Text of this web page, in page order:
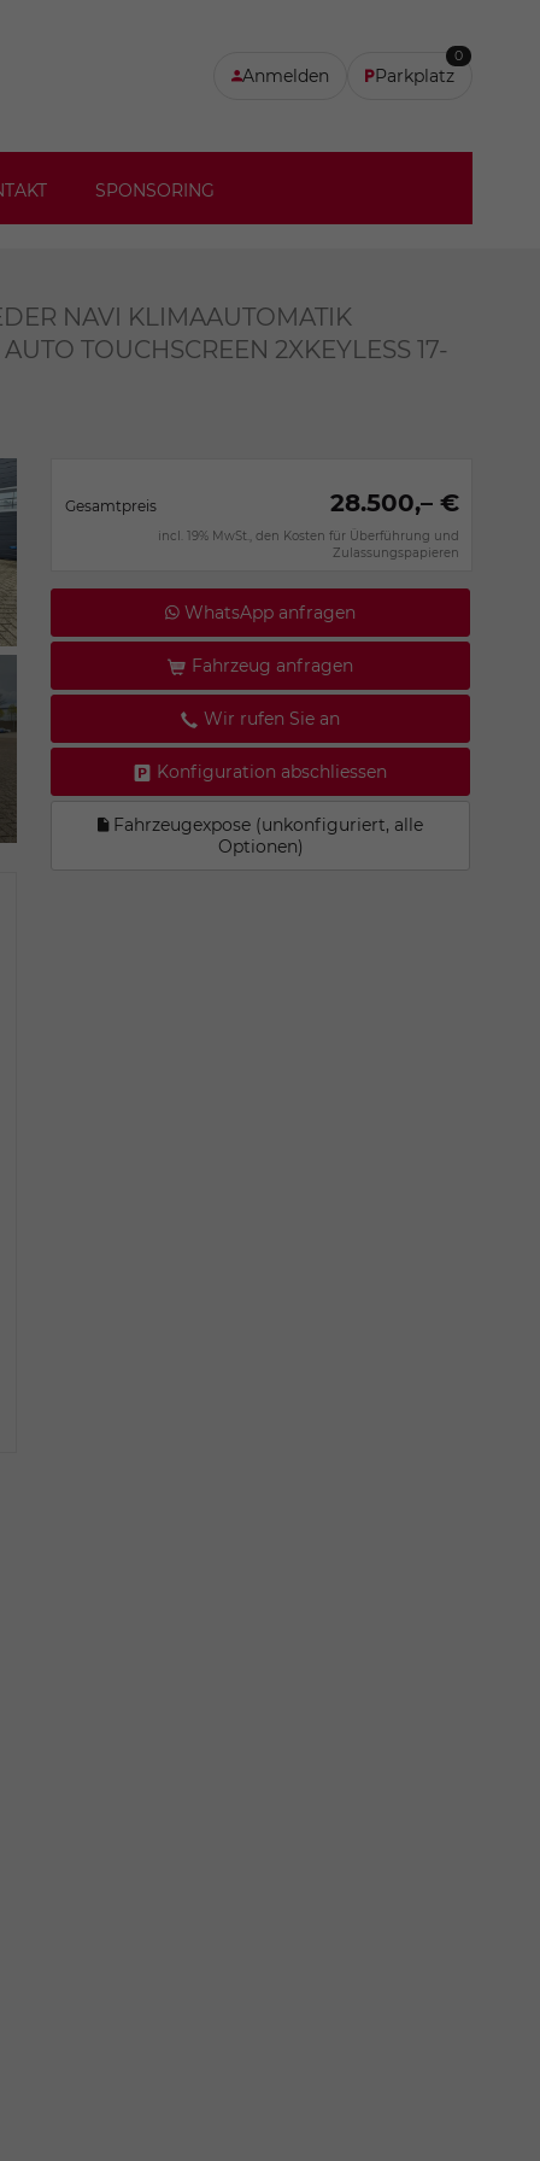
Anmelden Parkplatz
0
SPONSORING
NAVI KLIMAAUTOMATIK
TOUCHSCREEN 2XKEYLESS 17-
Gesamtpreis 28.500,– €
incl. 19% MwSt., den Kosten für Überführung und
Zulassungspapieren
WhatsApp anfragen
Fahrzeug anfragen
Wir rufen Sie an
Konfiguration abschliessen
Fahrzeugexpose (unkonfiguriert, alle
Optionen)